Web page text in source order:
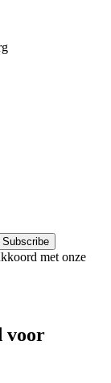
Subscribe
met onze
voor